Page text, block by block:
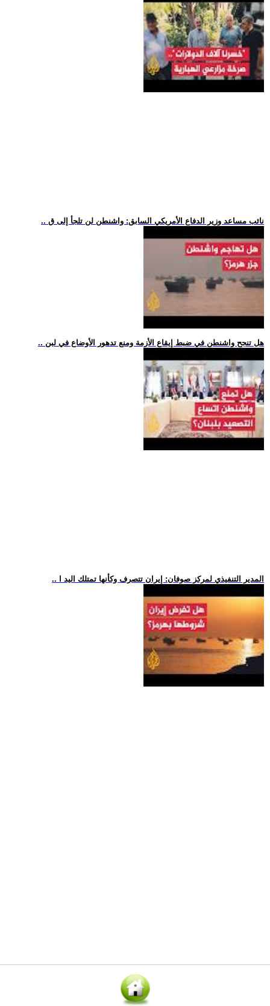
.. نائب مساعد وزير الدفاع الأمريكي السابق: واشنطن لن تلجأ إلى ق
.. هل تنجح واشنطن في ضبط إيقاع الأزمة ومنع تدهور الأوضاع في لبن
.. المدير التنفيذي لمركز صوفان: إيران تتصرف وكأنها تمتلك اليد ا